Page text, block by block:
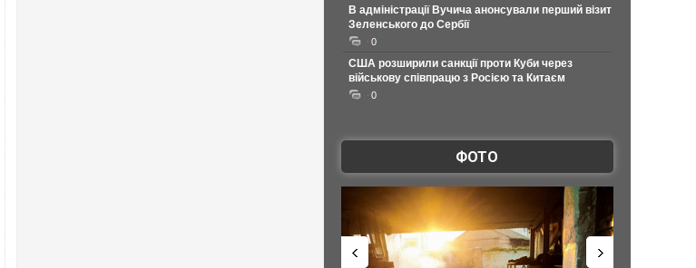
В адміністрації Вучича анонсували перший візит
Зеленського до Сербії
0
США розширили санкції проти Куби через
військову співпрацю з Росією та Китаєм
0
ФОТО